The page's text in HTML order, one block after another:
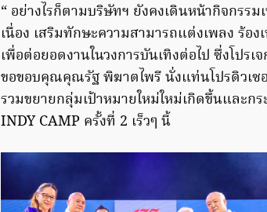
“ อย่างไรก็ตามบริษัทฯ ยังคงเดินหน้ากิจกร
เนื่อง เสริมทักษะความสามารถแต่งเพลง ร้อ
เพื่อต่อยอดงานในวงการบันเทิงต่อไป ซึ่งโปร
ขอขอบคุณคุณรัฐ พิฆาตไพรี นั่งแท่นโปรดิวเ
รวมขยายกลุ่มเป้าหมายใหม่ใหม่เกิดขึ้นและก
INDY CAMP ครั้งที่ 2 เร็วๆ นี้